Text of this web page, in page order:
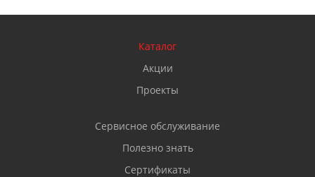
Каталог
Акции
Проекты
Сервисное обслуживание
Полезно знать
Сертификаты